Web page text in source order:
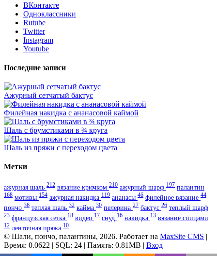
ВКонтакте
Одноклассники
Rutube
Twitter
Instagram
Youtube
Последние записи
Ажурный сетчатый бактус
Филейная накидка с ананасовой каймой
Шаль с брумстиками в ¾ круга
Шаль из пряжи с переходом цвета
Метки
ажурная шаль 212 вязание крючком 210 ажурный шарф 197 палантин
168 мотивы 154 ажурная накидка 119 ананасы 46 филейное вязание 44
пончо 36 теплая шаль 32 кайма 30 пелерина 27 бактус 26 теплый шарф
23 французская сетка 18 видео 17 снуд 16 накидка 13 вязание спицами
12 ленточная пряжа 10
© Шали, пончо, палантины, 2026. Работает на MaxSite CMS |
Время: 0.0622 | SQL: 24 | Память: 0.81MB | Вход